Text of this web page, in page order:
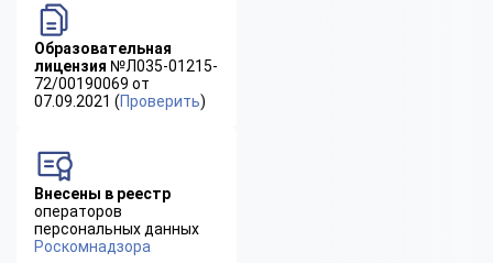
Образовательная
лицензия №Л035-01215-
72/00190069 от
07.09.2021 (Проверить)
Внесены в реестр
операторов
персональных данных
Роскомнадзора